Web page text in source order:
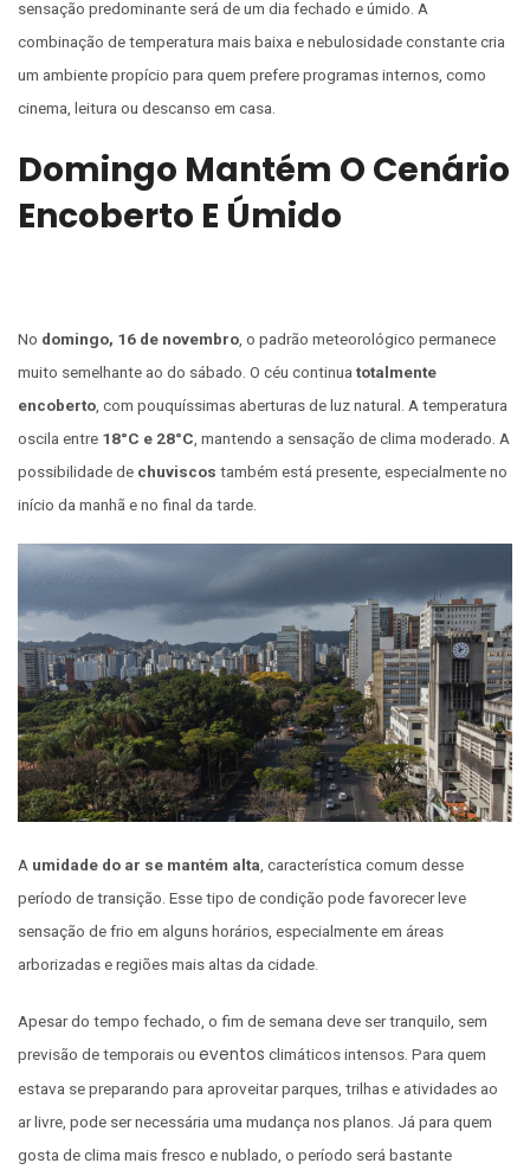
sensação predominante será de um dia fechado e úmido. A
combinação de temperatura mais baixa e nebulosidade constante cria
um ambiente propício para quem prefere programas internos, como
cinema, leitura ou descanso em casa.
Domingo Mantém O Cenário
Encoberto E Úmido
No domingo, 16 de novembro , o padrão meteorológico permanece
muito semelhante ao do sábado. O céu continua totalmente
encoberto , com pouquíssimas aberturas de luz natural. A temperatura
oscila entre 18°C e 28°C , mantendo a sensação de clima moderado. A
possibilidade de chuviscos também está presente, especialmente no
início da manhã e no final da tarde.
A umidade do ar se mantém alta, característica comum desse
período de transição. Esse tipo de condição pode favorecer leve
sensação de frio em alguns horários, especialmente em áreas
arborizadas e regiões mais altas da cidade.
Apesar do tempo fechado, o fim de semana deve ser tranquilo, sem
previsão de temporais ou eventos climáticos intensos. Para quem
estava se preparando para aproveitar parques, trilhas e atividades ao
ar livre, pode ser necessária uma mudança nos planos. Já para quem
gosta de clima mais fresco e nublado, o período será bastante